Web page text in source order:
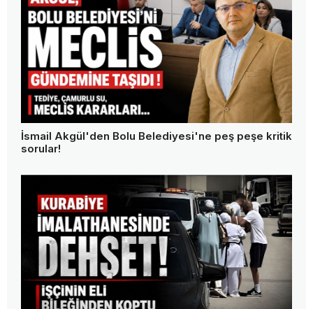
İsmail Akgül'den Bolu Belediyesi'ne peş peşe kritik
sorular!